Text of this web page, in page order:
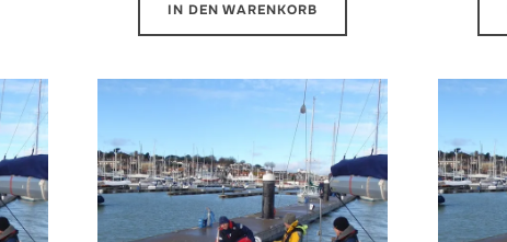
IN DEN WARENKORB